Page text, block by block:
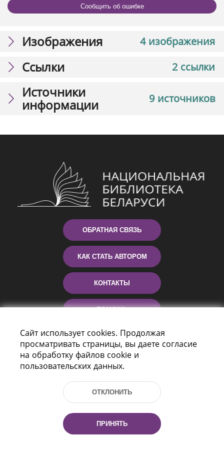
Сообщить об ошибке
4 изображения
Изображения
2 ссылки
Ссылки
9 источников
Источники
информации
ОБРАТНАЯ СВЯЗЬ
КАК СТАТЬ АВТОРОМ
КОНТАКТЫ
ПОМОЩЬ
Пр-т Независимости 116
г. Минск, Республика Беларусь, 220114
Тел.: (+375 17) 368 37 37, Факс: (+375 17)
Сайт использует cookies. Продолжая
просматривать страницы, вы даете согласие
на обработку файлов cookie и
пользовательских данных.
ОТКЛОНИТЬ
ПРИНЯТЬ